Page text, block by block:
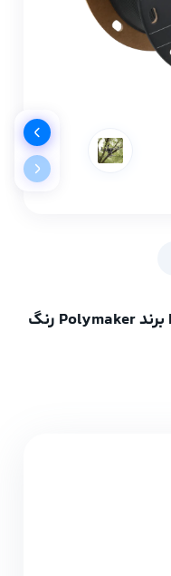
فیلامنت Fiberon™ PETG-rCF08 برند Polymaker رنگ